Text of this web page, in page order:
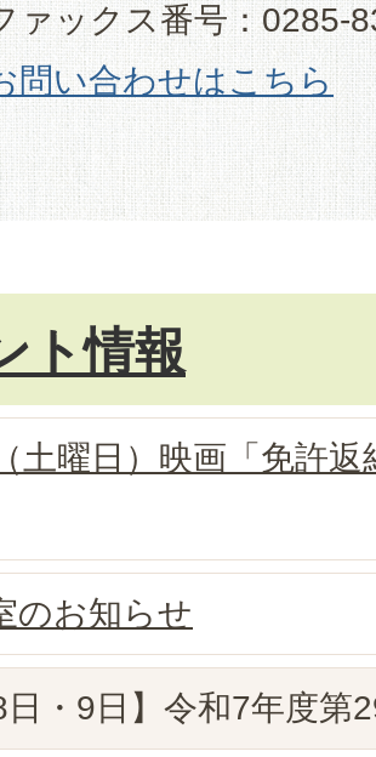
ァックス番号：0285-
問い合わせはこちら
ト情報
土曜日）映画「免許
のお知らせ
日・9日】令和7年度第